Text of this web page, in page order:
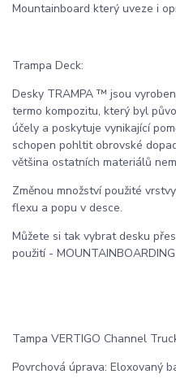
Mountainboard který uveze i
Trampa Deck:
Desky TRAMPA ™ jsou
termo kompozitu, který byl
účely a poskytuje vynikající
schopen pohltit obrovské
většina ostatních materiálů
Změnou množství použité
flexu a popu v desce.
Můžete si tak vybrat desku
použití -
Tampa VERTIGO Channel
Povrchová úprava: Eloxovaný